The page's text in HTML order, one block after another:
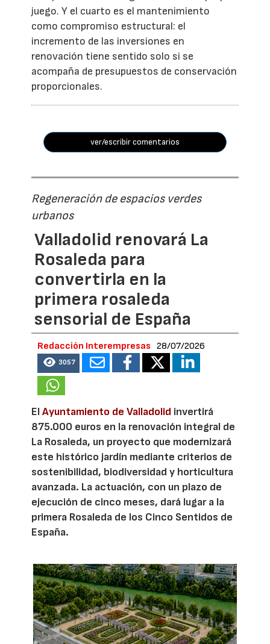
juego. Y el cuarto es el mantenimiento
como compromiso estructural: el
incremento de las inversiones en
renovación tiene sentido solo si se
acompaña de presupuestos de conservación
proporcionales.
ver/escribir comentarios
Regeneración de espacios verdes
urbanos
Valladolid renovará La
Rosaleda para
convertirla en la
primera rosaleda
sensorial de España
Redacción Interempresas 28/07/2026
3057
ElAyuntamiento de Valladolid invertirá
875.000 euros en la renovación integral de
La Rosaleda, un proyecto que modernizará
este histórico jardín mediante criterios de
sostenibilidad, biodiversidad y horticultura
avanzada. La actuación, con un plazo de
ejecución de cinco meses, dará lugar a la
primera Rosaleda de los Cinco Sentidos de
España.